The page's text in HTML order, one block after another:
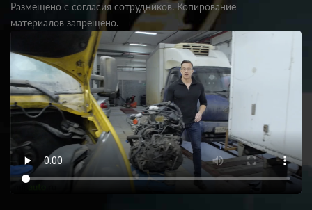
Размещено с согласия сотрудников. Копирование
материалов запрещено.